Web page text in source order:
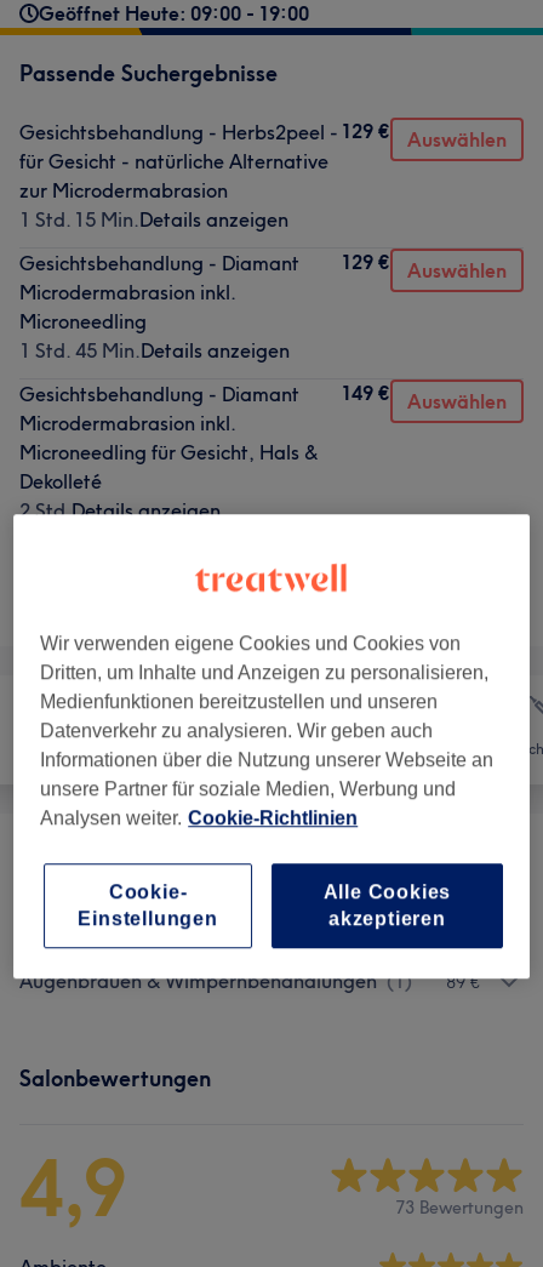
Geöffnet Heute: 09:00 - 19:00
Passende Suchergebnisse
Gesichtsbehandlung - Herbs2peel -
für Gesicht - natürliche Alternative
zur Microdermabrasion
1 Std. 15 Min.Details anzeigen
129 € Auswählen
Gesichtsbehandlung - Diamant
Microdermabrasion inkl.
Microneedling
1 Std. 45 Min.Details anzeigen
129 € Auswählen
Gesichtsbehandlung - Diamant
Microdermabrasion inkl.
Microneedling für Gesicht, Hals &
Dekolleté
2 Std.Details anzeigen
149 € Auswählen
Nicht gefunden wonach du gesucht hast?
Nägel
Beratung (3) ab 60 €
Gesichtsbehandlungen ab 83 €
Augenbrauen & Wimpernbehandlungen (1) 89 €
Salonbewertungen
4,9 73 Bewertungen
Wir verwenden eigene Cookies und Cookies von
Dritten, um Inhalte und Anzeigen zu personalisieren,
Medienfunktionen bereitzustellen und unseren
Datenverkehr zu analysieren. Wir geben auch
Informationen über die Nutzung unserer Webseite an
unsere Partner für soziale Medien, Werbung und
Analysen weiter. Cookie-Richtlinien
Cookie-
Einstellungen
Alle Cookies
akzeptieren